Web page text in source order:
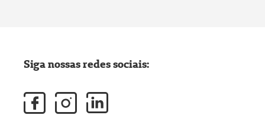
Siga nossas redes sociais: